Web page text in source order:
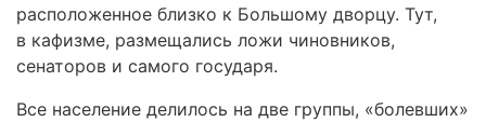
расположенное близко к Большому дворцу. Тут,
в кафизме, размещались ложи чиновников,
сенаторов и самого государя.
Все население делилось на две группы, «болевших»